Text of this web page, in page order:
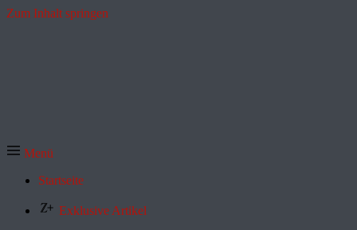
Zum Inhalt springen
Menü
Startseite
Exklusive Artikel